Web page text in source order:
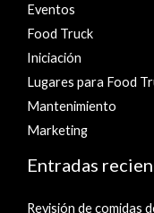
Eventos
Food Truck
Iniciación
Lugares para Food
Mantenimiento
Marketing
Entradas
Revisión de comidas